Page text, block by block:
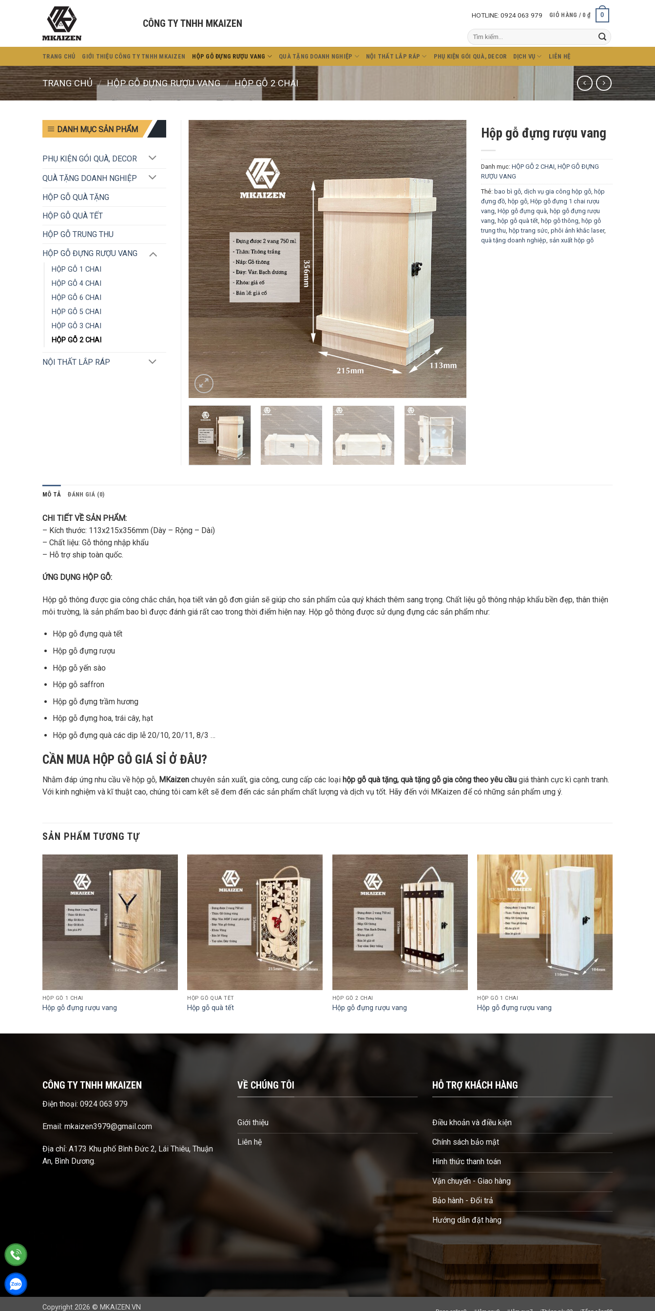
CÔNG TY TNHH MKAIZEN
HOTLINE: 0924 063 979 GIỎ HÀNG / 0 ₫ 0
Tìm
kiếm:
TRANG CHỦ GIỚI THIỆU CÔNG TY TNHH MKAIZEN HỘP GỖ ĐỰNG RƯỢU VANG QUÀ TẶNG DOANH NGHIỆP NỘI THẤT LẮP RÁP PHỤ KIỆN GÓI QUÀ, DECOR DỊCH VỤ LIÊN HỆ
TRANG CHỦ / HỘP GỖ ĐỰNG RƯỢU VANG / HỘP GỖ 2 CHAI
Hộp gỗ đựng rượu vang
Danh mục: HỘP GỖ 2 CHAI, HỘP GỖ ĐỰNG
RƯỢU VANG
Thẻ: bao bì gỗ, dịch vụ gia công hộp gỗ, hộp
đựng đồ, hộp gỗ, Hộp gỗ đựng 1 chai rượu
vang, Hộp gỗ đựng quà, hộp gỗ đựng rượu
vang, hộp gỗ quà tết, hộp gỗ thông, hộp gỗ
trung thu, hộp trang sức, phôi ảnh khắc laser,
quà tặng doanh nghiệp, sản xuất hộp gỗ
DANH MỤC SẢN PHẨM
PHỤ KIỆN GÓI QUÀ, DECOR
QUÀ TẶNG DOANH NGHIỆP
HỘP GỖ QUÀ TẶNG
HỘP GỖ QUÀ TẾT
HỘP GỖ TRUNG THU
HỘP GỖ ĐỰNG RƯỢU VANG
HỘP GỖ 1 CHAI
HỘP GỖ 4 CHAI
HỘP GỖ 6 CHAI
HỘP GỖ 5 CHAI
HỘP GỖ 3 CHAI
HỘP GỖ 2 CHAI
NỘI THẤT LẮP RÁP
MÔ TẢ ĐÁNH GIÁ (0)
CHI TIẾT VỀ SẢN PHẨM:
– Kích thước: 113x215x356mm (Dày – Rộng – Dài)
– Chất liệu: Gỗ thông nhập khẩu
– Hỗ trợ ship toàn quốc.
ỨNG DỤNG HỘP GỖ:
Hộp gỗ thông được gia công chắc chắn, họa tiết vân gỗ đơn giản sẽ giúp cho sản phẩm của quý khách thêm sang trọng. Chất liệu gỗ thông nhập khẩu bền đẹp, thân thiện
môi trường, là sản phẩm bao bì được đánh giá rất cao trong thời điểm hiện nay. Hộp gỗ thông được sử dụng đựng các sản phẩm như:
Hộp gỗ đựng quà tết
Hộp gỗ đựng rượu
Hộp gỗ yến sào
Hộp gỗ saffron
Hộp gỗ đựng trầm hương
Hộp gỗ đựng hoa, trái cây, hạt
Hộp gỗ đựng quà các dịp lễ 20/10, 20/11, 8/3 …
CẦN MUA HỘP GỖ GIÁ SỈ Ở ĐÂU?
Nhằm đáp ứng nhu cầu về hộp gỗ, MKaizen chuyên sản xuất, gia công, cung cấp các loại hộp gỗ quà tặng, quà tặng gỗ gia công theo yêu cầu giá thành cực kì cạnh tranh.
Với kinh nghiệm và kĩ thuật cao, chúng tôi cam kết sẽ đem đến các sản phẩm chất lượng và dịch vụ tốt. Hãy đến với MKaizen để có những sản phẩm ưng ý.
SẢN PHẨM TƯƠNG TỰ
HỘP GỖ 1 CHAI
Hộp gỗ đựng rượu vang
HỘP GỖ QUÀ TẾT
Hộp gỗ quà tết
HỘP GỖ 2 CHAI
Hộp gỗ đựng rượu vang
HỘP GỖ 1 CHAI
Hộp gỗ đựng rượu vang
CÔNG TY TNHH MKAIZEN
Điện thoại: 0924 063 979
Email: mkaizen3979@gmail.com
Địa chỉ: A173 Khu phố Bình Đức 2, Lái Thiêu, Thuận
An, Bình Dương.
VỀ CHÚNG TÔI
Giới thiệu
Liên hệ
HỖ TRỢ KHÁCH HÀNG
Điều khoản và điều kiện
Chính sách bảo mật
Hình thức thanh toán
Vận chuyển - Giao hàng
Bảo hành - Đổi trả
Hướng dẫn đặt hàng
Copyright 2026 © MKAIZEN.VN